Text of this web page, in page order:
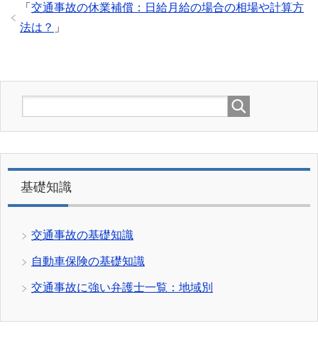
「 交通事故の休業補償：日給月給の場合の相場や計算方
法は？ 」
基礎知識
交通事故の基礎知識
自動車保険の基礎知識
交通事故に強い弁護士一覧：地域別